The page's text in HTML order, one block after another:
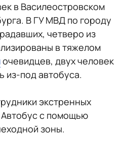
в Василеостровском
В ГУ МВД по городу
четверо из
в тяжелом
очевидцев, двух человек
из-под автобуса.
экстренных
с помощью
зоны.